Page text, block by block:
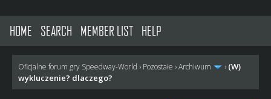
HOME SEARCH MEMBER LIST HELP
Oficjalne forum gry Speedway-World › Pozostałe ›Archiwum › (W)
wykluczenie? dlaczego?